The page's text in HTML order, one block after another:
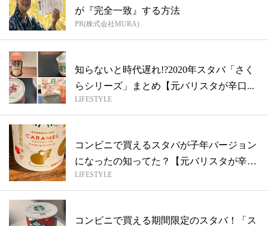
が『完全一致』する方法
PR(株式会社MURA)
知らないと時代遅れ!?2020年スタバ「さく
らシリーズ」まとめ【元バリスタが辛口...
LIFESTYLE
コンビニで買えるスタバが子年バージョン
になったの知ってた？【元バリスタが辛口
で本...
LIFESTYLE
コンビニで買える期間限定のスタバ！「ス